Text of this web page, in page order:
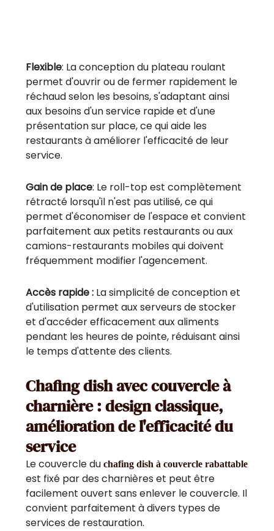
Flexible: La conception du plateau roulant
permet d'ouvrir ou de fermer rapidement le
réchaud selon les besoins, s'adaptant ainsi
aux besoins d'un service rapide et d'une
présentation sur place, ce qui aide les
restaurants à améliorer l'efficacité de leur
service.
Gain de place: Le roll-top est complètement
rétracté lorsqu'il n'est pas utilisé, ce qui
permet d'économiser de l'espace et convient
parfaitement aux petits restaurants ou aux
camions-restaurants mobiles qui doivent
fréquemment modifier l'agencement.
Accès rapide : La simplicité de conception et
d'utilisation permet aux serveurs de stocker
et d'accéder efficacement aux aliments
pendant les heures de pointe, réduisant ainsi
le temps d'attente des clients.
Chafing dish avec couvercle à
charnière : design classique,
amélioration de l'efficacité du
service
Le couvercle duchafing dish à couvercle rabattable
est fixé par des charnières et peut être
facilement ouvert sans enlever le couvercle. Il
convient parfaitement à divers types de
services de restauration.